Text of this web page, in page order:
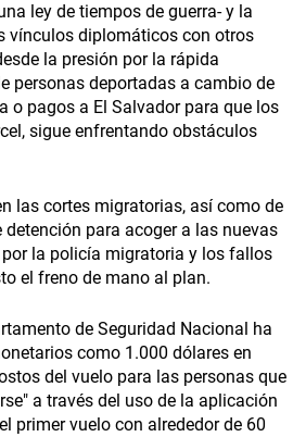
ley de tiempos de guerra- y la
vínculos diplomáticos con otros
la presión por la rápida
personas deportadas a cambio de
o pagos a El Salvador para que los
sigue enfrentando obstáculos
las cortes migratorias, así como de
detención para acoger a las nuevas
la policía migratoria y los fallos
el freno de mano al plan.
de Seguridad Nacional ha
como 1.000 dólares en
del vuelo para las personas que
a través del uso de la aplicación
primer vuelo con alrededor de 60